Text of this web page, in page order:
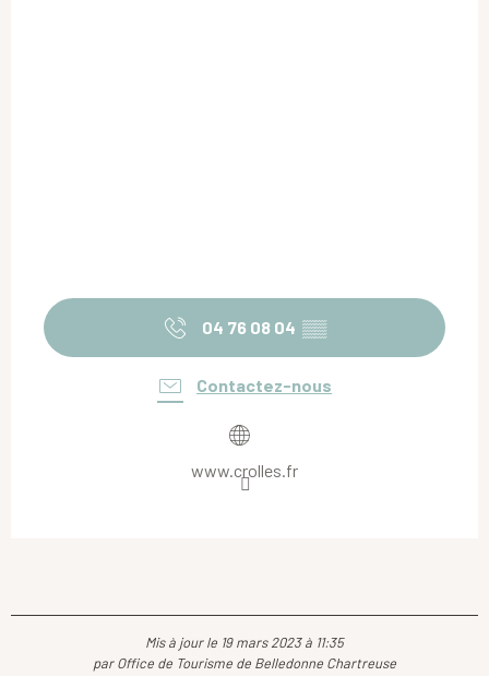
04 76 08 04 ▒▒
Contactez-nous
www.crolles.fr
Mis à jour le 19 mars 2023 à 11:35
par Office de Tourisme de Belledonne Chartreuse